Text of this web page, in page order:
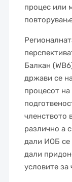
процес или
Балкан
држави се
процесот
членството
различно а
дали ИОБ се
дали
условите за